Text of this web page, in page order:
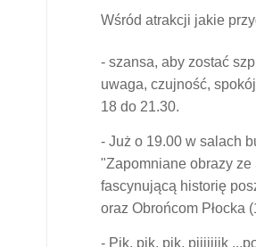
Wśród atrakcji jakie
- szansa, aby zostać
uwaga, czujność,
18 do 21.30.
- Już o 19.00 w salach
"Zapomniane obrazy ze
fascynującą historię
oraz Obrońcom Płocka
- Pik, pik, pik, piiiiiiik